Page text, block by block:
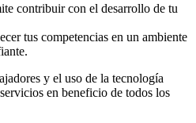
contribuir con el desarrollo de tu
tus competencias en un ambiente
y el uso de la tecnología
en beneficio de todos los